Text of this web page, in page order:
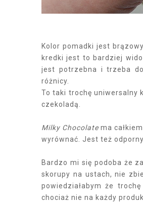
Kolor pomadki jest
kredki jest to bardziej
jest potrzebna i trzeba
różnicy.
To taki trochę uniwersalny
czekoladą.
Milky Chocolatema
wyrównać. Jest też
Bardzo mi się podoba że
skorupy na ustach, nie
powiedziałabym że
chociaż nie na każdy